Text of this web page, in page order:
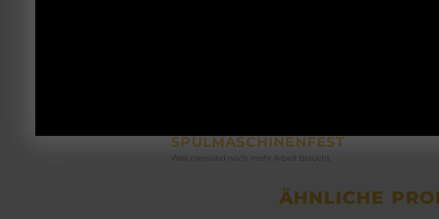
SPÜLMASCHINENFEST
Weil niemand noch mehr Arbeit braucht.
ÄHNLICHE